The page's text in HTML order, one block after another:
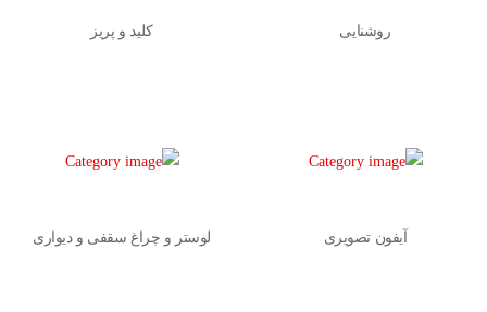
روشنایی کلید و پریز
آیفون تصویری لوستر و چراغ سقفی و دیواری